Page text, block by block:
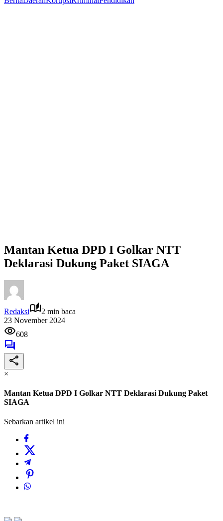
Mantan Ketua DPD I Golkar NTT
Deklarasi Dukung Paket SIAGA
Redaksi
2 min baca
23 November 2024
608
×
Mantan Ketua DPD I Golkar NTT Deklarasi Dukung Paket
SIAGA
Sebarkan artikel ini